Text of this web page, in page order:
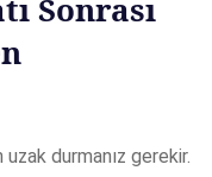
Sonrası
durmanız gerekir.